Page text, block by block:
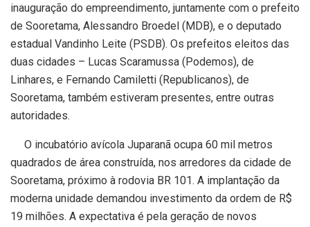
inauguração do empreendimento, juntamente com o prefeito
de Sooretama, Alessandro Broedel (MDB), e o deputado
estadual Vandinho Leite (PSDB). Os prefeitos eleitos das
duas cidades – Lucas Scaramussa (Podemos), de
Linhares, e Fernando Camiletti (Republicanos), de
Sooretama, também estiveram presentes, entre outras
autoridades.
O incubatório avícola Juparanã ocupa 60 mil metros
quadrados de área construída, nos arredores da cidade de
Sooretama, próximo à rodovia BR 101. A implantação da
moderna unidade demandou investimento da ordem de R$
19 milhões. A expectativa é pela geração de novos